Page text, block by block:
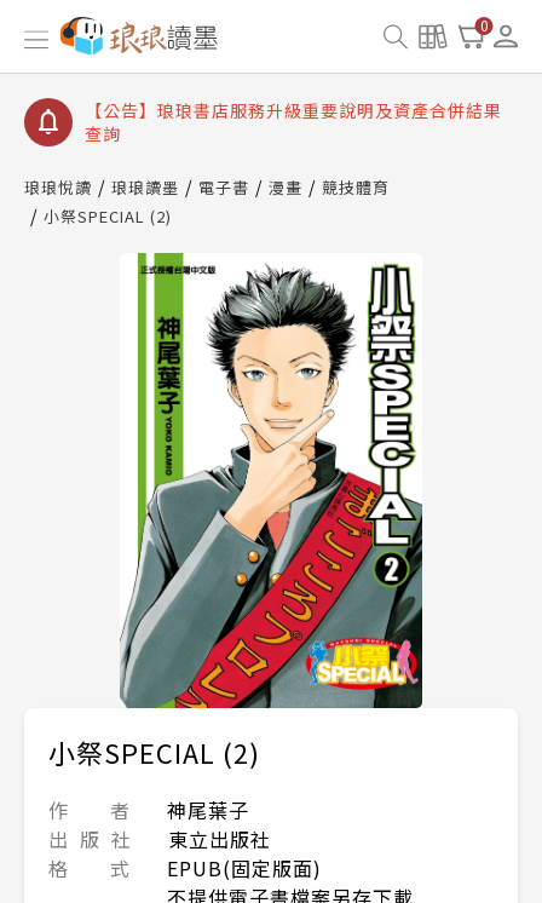
0
【公告】琅琅讀墨書櫃開通常見問題
【公告】琅琅讀墨 3 分鐘完成書櫃開通與資產合併申
【公告】琅琅書店服務升級重要說明及資產合併結果
查詢
琅琅悅讀 琅琅讀墨 電子書 漫畫
競技體育
小祭SPECIAL (2)
小祭SPECIAL (2)
作 者
神尾葉子
出 版 社
東立出版社
格 式
EPUB(固定版面)
不提供電子書檔案另存下載